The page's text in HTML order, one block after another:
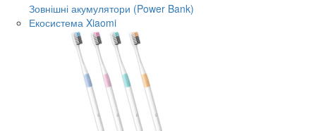
Зовнішні акумулятори (Power Bank)
Екосистема Xiaomi